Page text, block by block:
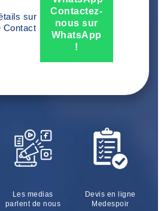
sur
Contact
Contactez-
nous sur
WhatsApp
!
Les medias
parlent de nous
Devis en ligne
Medespoir